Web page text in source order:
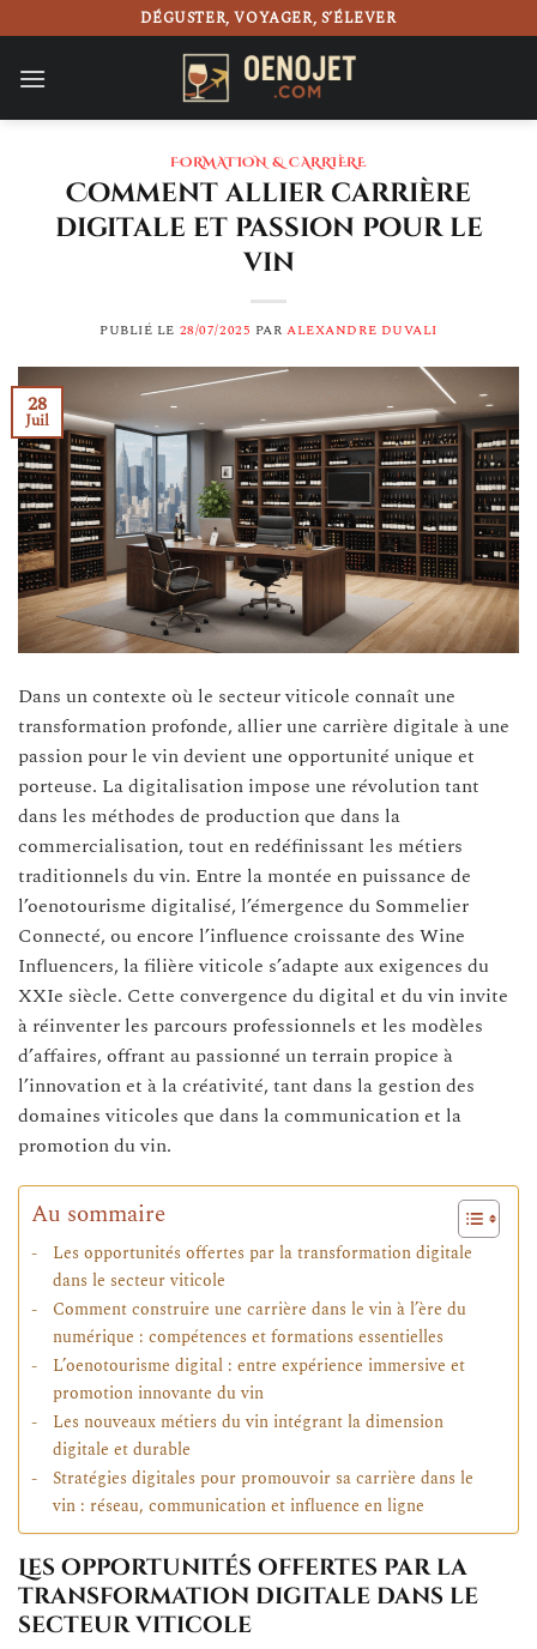
au
contenu
DÉGUSTER, VOYAGER, S’ÉLEVER
FORMATION & CARRIÈRE
Comment allier carrière
digitale et passion pour le
vin
PUBLIÉ LE 28/07/2025 PARALEXANDRE DUVALI
28
Juil
Dans un contexte où le secteur viticole connaît une
transformation profonde, allier une carrière digitale à une
passion pour le vin devient une opportunité unique et
porteuse. La digitalisation impose une révolution tant
dans les méthodes de production que dans la
commercialisation, tout en redéfinissant les métiers
traditionnels du vin. Entre la montée en puissance de
l’oenotourisme digitalisé, l’émergence du Sommelier
Connecté, ou encore l’influence croissante des Wine
Influencers, la filière viticole s’adapte aux exigences du
XXIe siècle. Cette convergence du digital et du vin invite
à réinventer les parcours professionnels et les modèles
d’affaires, offrant au passionné un terrain propice à
l’innovation et à la créativité, tant dans la gestion des
domaines viticoles que dans la communication et la
promotion du vin.
Au sommaire
Les opportunités offertes par la transformation digitale
dans le secteur viticole
Comment construire une carrière dans le vin à l’ère du
numérique : compétences et formations essentielles
L’oenotourisme digital : entre expérience immersive et
promotion innovante du vin
Les nouveaux métiers du vin intégrant la dimension
digitale et durable
Stratégies digitales pour promouvoir sa carrière dans le
vin : réseau, communication et influence en ligne
Les opportunités offertes par la
transformation digitale dans le
secteur viticole